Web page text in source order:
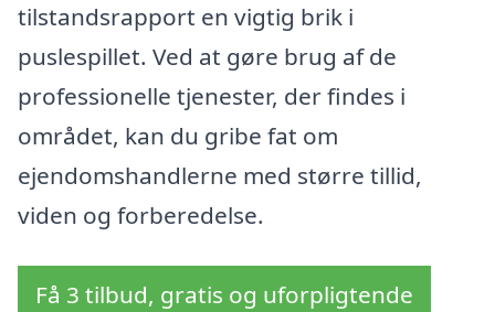
tilstandsrapport en vigtig brik i
puslespillet. Ved at gøre brug af de
professionelle tjenester, der findes i
området, kan du gribe fat om
ejendomshandlerne med større tillid,
viden og forberedelse.
Få 3 tilbud, gratis og uforpligtende